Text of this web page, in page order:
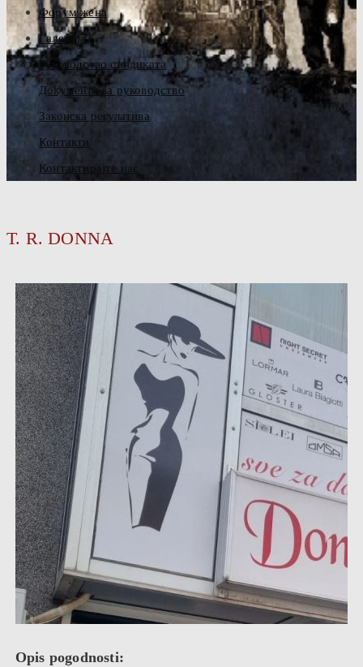
Форум жена
Галерија
Руководство синдиката
Документа за руководство
Законска регулатива
Контакти
Контактирајте нас
T. R. DONNA
Opis pogodnosti: